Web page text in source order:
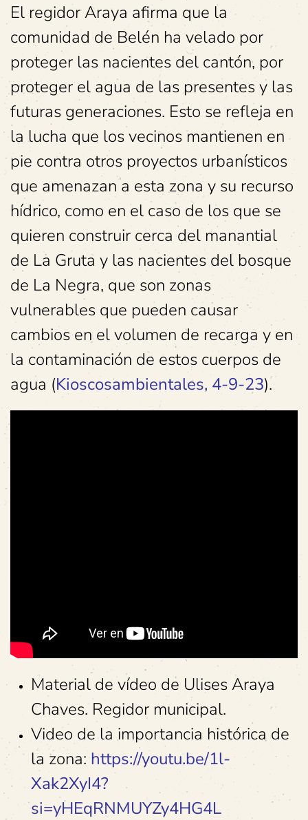
El regidor Araya afirma que la
comunidad de Belén ha velado por
proteger las nacientes del cantón, por
proteger el agua de las presentes y las
futuras generaciones. Esto se refleja en
la lucha que los vecinos mantienen en
pie contra otros proyectos urbanísticos
que amenazan a esta zona y su recurso
hídrico, como en el caso de los que se
quieren construir cerca del manantial
de La Gruta y las nacientes del bosque
de La Negra, que son zonas
vulnerables que pueden causar
cambios en el volumen de recarga y en
la contaminación de estos cuerpos de
agua (Kioscosambientales, 4-9-23).
Material de vídeo de Ulises Araya
Chaves. Regidor municipal.
Video de la importancia histórica de
la zona: https://youtu.be/1l-
Xak2XyI4?
si=yHEqRNMUYZy4HG4L